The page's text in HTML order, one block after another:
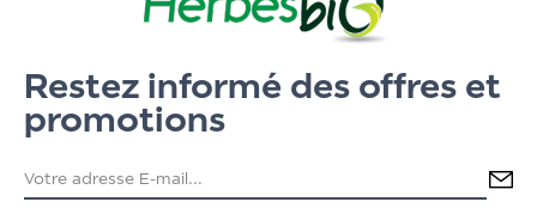
Restez informé des offres et
promotions